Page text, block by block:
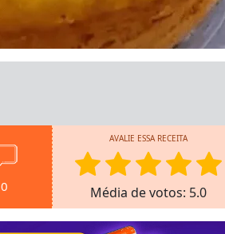
0
AVALIE ESSA RECEITA
Média de votos: 5.0